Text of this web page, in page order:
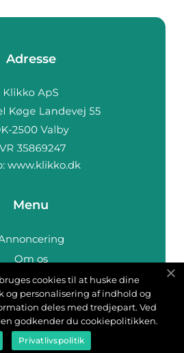
Adresse
www.klikko.dk
Menu
Om os
Cookies
Kontakt os
Sitemap
cookies til at huske dine
og personalisering af indhold og
deles med tredjepart. Ved
godkender du cookiepolitikken.
Privatlivspolitik